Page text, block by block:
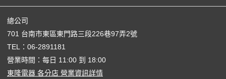
總公司
701 台南市東區東門路三段226巷97弄2號
TEL： 06-2891181
營業時間：每日 11:00 到 18:00
東隆電器 各分店 營業資訊詳情